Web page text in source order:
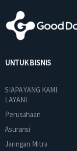
UNTUK BISNIS
SIAPA YANG KAMI
LAYANI
Perusahaan
Asuransi
Jaringan Mitra